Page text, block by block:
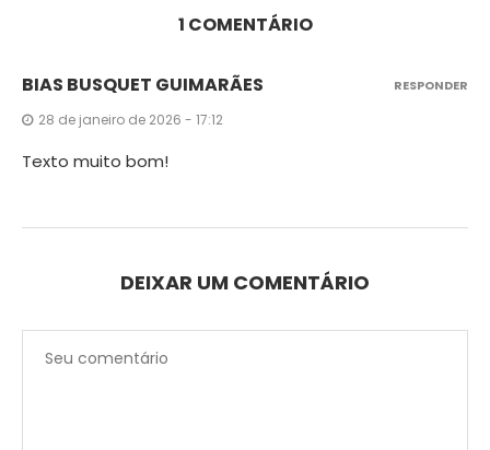
1 COMENTÁRIO
BIAS BUSQUET GUIMARÃES
28 de janeiro de 2026 - 17:12
Texto muito bom!
RESPONDER
DEIXAR UM COMENTÁRIO